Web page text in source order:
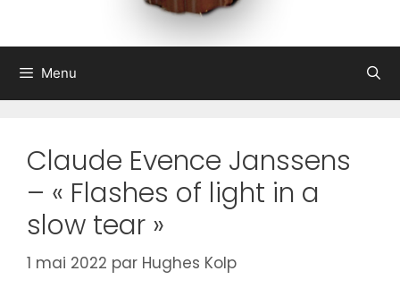
Menu
Claude Evence Janssens
– « Flashes of light in a
slow tear »
1 mai 2022 par Hughes Kolp